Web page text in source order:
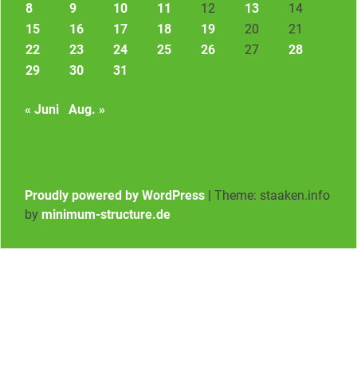
8
9 10 11 12 13
14
15
16 17 18 19 20
21
22
23 24 25 26 27
28
29
30 31
« Juni Aug. »
Proudly powered by WordPress | Theme: staaken.info
by minimum-structure.de